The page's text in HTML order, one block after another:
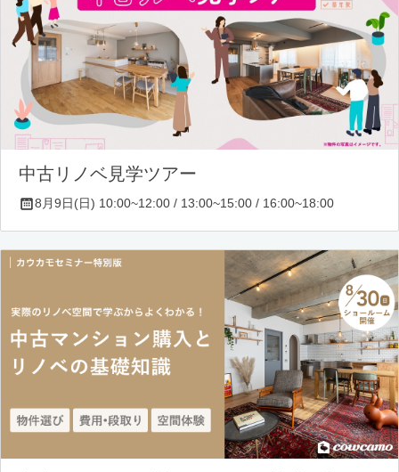
中古リノベ見学ツアー
8月9日(日) 10:00~12:00 / 13:00~15:00 / 16:00~18:00